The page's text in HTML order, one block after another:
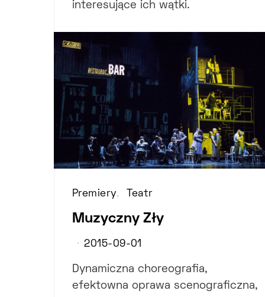
interesujące ich wątki.
Premiery Teatr
Muzyczny Zły
2015-09-01
Dynamiczna choreografia,
efektowna oprawa scenograficzna,